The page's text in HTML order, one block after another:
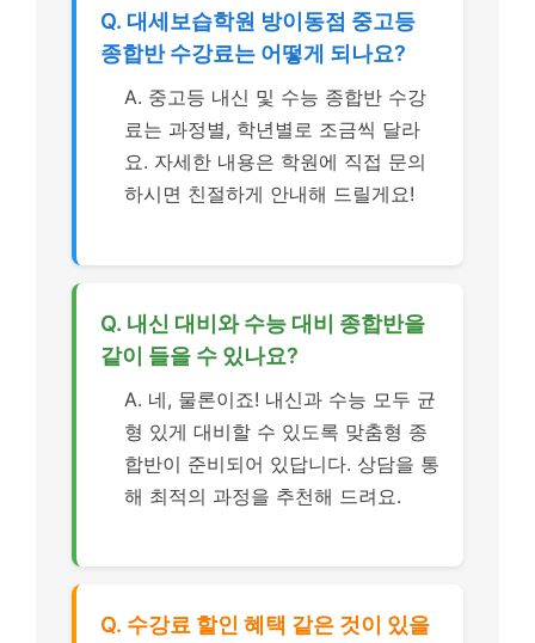
Q. 대세보습학원 방이동점 중고등
종합반 수강료는 어떻게 되나요?
A. 중고등 내신 및 수능 종합반 수강
료는 과정별, 학년별로 조금씩 달라
요. 자세한 내용은 학원에 직접 문의
하시면 친절하게 안내해 드릴게요!
Q. 내신 대비와 수능 대비 종합반을
같이 들을 수 있나요?
A. 네, 물론이죠! 내신과 수능 모두 균
형 있게 대비할 수 있도록 맞춤형 종
합반이 준비되어 있답니다. 상담을 통
해 최적의 과정을 추천해 드려요.
Q. 수강료 할인 혜택 같은 것이 있을